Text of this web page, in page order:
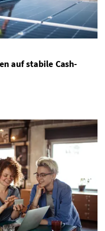
auf stabile Cash-